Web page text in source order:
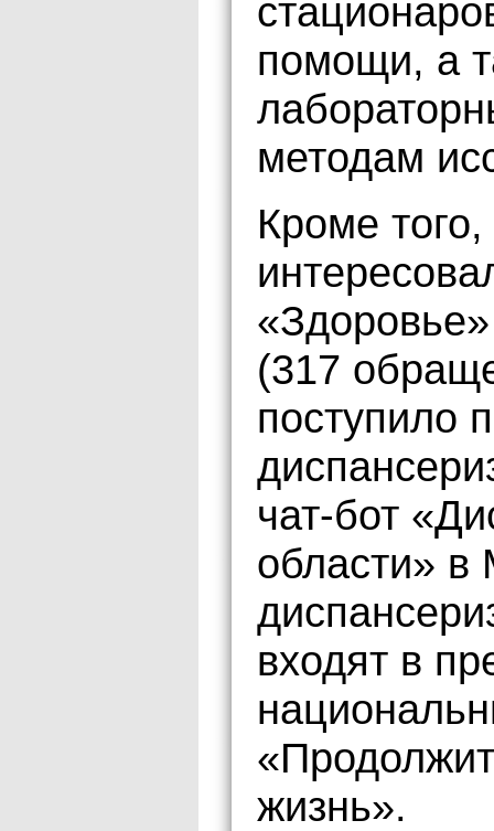
помощи, а
методам
Кроме
(317
поступило
чат-бот
области»
входят в
жизнь».